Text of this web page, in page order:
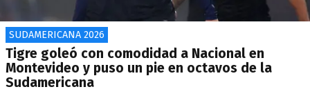
SUDAMERICANA 2026
Tigre goleó con comodidad a Nacional en
Montevideo y puso un pie en octavos de la
Sudamericana